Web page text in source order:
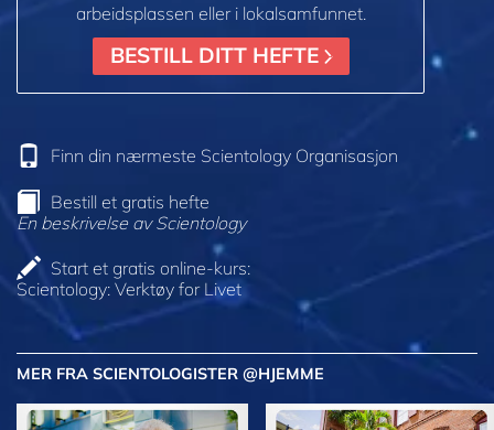
arbeidsplassen eller i lokalsamfunnet.
BESTILL DITT HEFTE
Finn din nærmeste Scientology Organisasjon
Bestill et gratis hefte
En beskrivelse av Scientology
Start et gratis online-kurs:
Scientology: Verktøy for Livet
MER FRA SCIENTOLOGISTER @HJEMME